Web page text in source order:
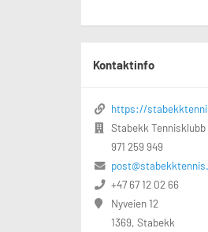
Kontaktinfo
https://
Stabekk Tennisklubb
971 259 949
+47 67 12 02 66
Nyveien 12
1369, Stabekk